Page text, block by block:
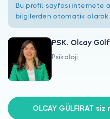
Hakkımızda
Doktorlar için
Bu profil sayfası internete
bilgilerden otomatik olarak
PSK. Olcay
Psikoloji
OLCAY GÜLFIRAT siz